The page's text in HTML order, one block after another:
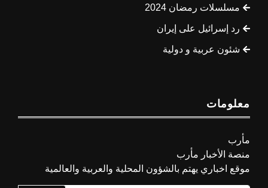
مسلسلات رمضان 2024
رد إسرائيل على إيران
شئون عربية و دولية
معلومات
مأرب
منصة الأخبار مأرب
موقع اخباري يهتم بالشؤون المحلية والعربية والعالمية